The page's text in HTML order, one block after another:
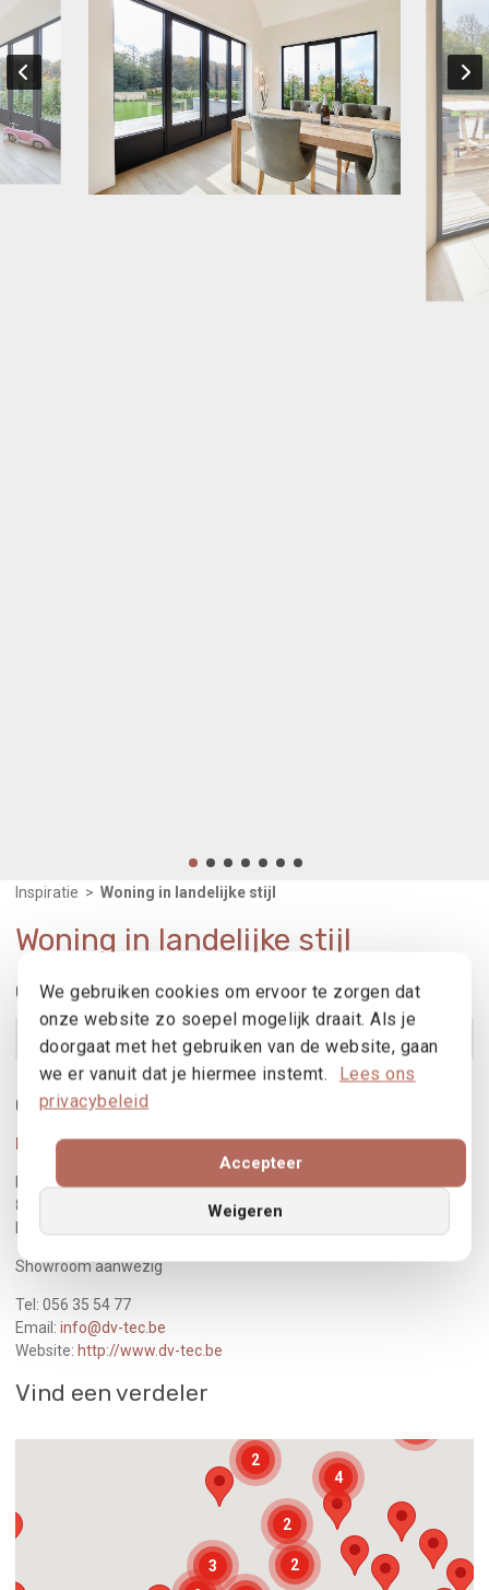
Inspiratie > Woning in landelijke stijl
Woning in landelijke stijl
Gebruikte producten
Ferro 99 Bekijk product
Gerealiseerd door
Dv-Tec
I.Z Waterven14
8501Kortrijk-Heule
België/Belgique
Showroom aanwezig
Tel: 056 35 54 77
Email: info@dv-tec.be
Website: http://www.dv-tec.be
Vind een verdeler
3
4
2
2
2
We gebruiken cookies om ervoor te zorgen dat
onze website zo soepel mogelijk draait. Als je
doorgaat met het gebruiken van de website, gaan
we er vanuit dat je hiermee instemt.
Lees ons
privacybeleid
Accepteer
Weigeren